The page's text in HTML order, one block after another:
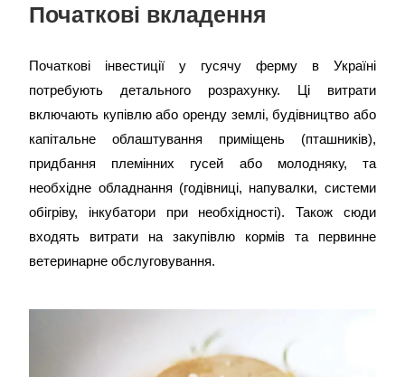
Початкові вкладення
Початкові інвестиції у гусячу ферму в Україні
потребують детального розрахунку. Ці витрати
включають купівлю або оренду землі, будівництво або
капітальне облаштування приміщень (пташників),
придбання племінних гусей або молодняку, та
необхідне обладнання (годівниці, напувалки, системи
обігріву, інкубатори при необхідності). Також сюди
входять витрати на закупівлю кормів та первинне
ветеринарне обслуговування.